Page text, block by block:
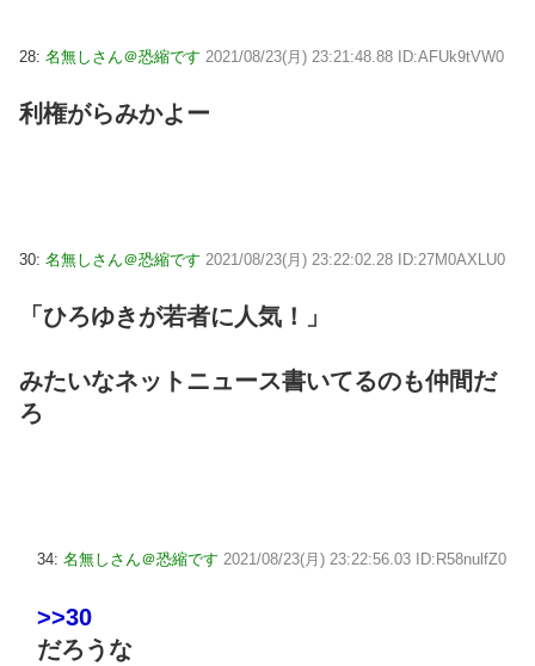
28: 名無しさん＠恐縮です 2021/08/23(月) 23:21:48.88 ID:AFUk9tVW0
利権がらみかよー
30: 名無しさん＠恐縮です 2021/08/23(月) 23:22:02.28 ID:27M0AXLU0
「ひろゆきが若者に人気！」
みたいなネットニュース書いてるのも仲間だ
ろ
34: 名無しさん＠恐縮です 2021/08/23(月) 23:22:56.03 ID:R58nulfZ0
>>30
だろうな